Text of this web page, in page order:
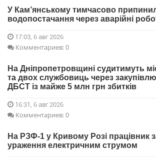
У Кам’янському тимчасово
водопостачання через аварійні
17:03, 6 авг 2026
Комментариев: 0
На Дніпропетровщині судитимуть
та двох службовиць через
ДБСТ із майже 5 млн грн збитків
16:31, 6 авг 2026
Комментариев: 0
На РЗФ-1 у Кривому Розі працівник
ураження електричним струмом